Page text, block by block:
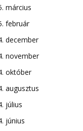
március
február
december
november
október
augusztus
július
június